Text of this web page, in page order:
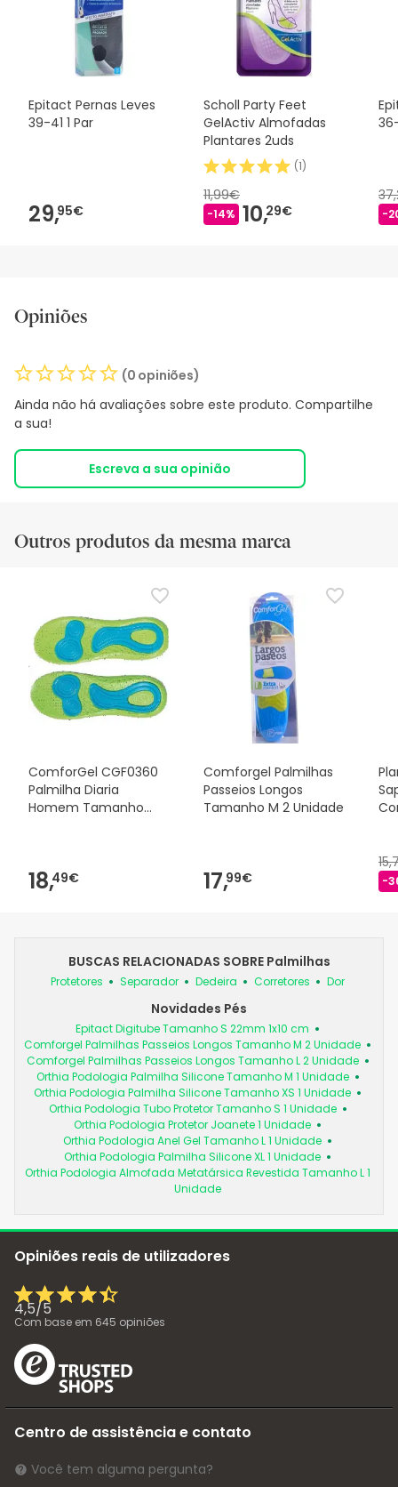
Epitact Pernas Leves
39-41 1 Par
29,95€
Scholl Party Feet
GelActiv Almofadas
Plantares 2uds
(1)
11,99€
-14% 10,29€ -
Opiniões
(0 opiniões)
Ainda não há avaliações sobre este produto. Compartilhe
a sua!
Escreva a sua opinião
Outros produtos da mesma marca
ComforGel CGF0360
Palmilha Diaria
Homem Tamanho
18,49€
Comforgel Palmilhas
Passeios Longos
Tamanho M 2 Unidade
17,99€ -
BUSCAS RELACIONADAS SOBRE Palmilhas
Protetores Separador Dedeira Corretores Dor
Novidades Pés
Epitact Digitube Tamanho S 22mm 1x10 cm
Comforgel Palmilhas Passeios Longos Tamanho M 2 Unidade
Comforgel Palmilhas Passeios Longos Tamanho L 2 Unidade
Orthia Podologia Palmilha Silicone Tamanho M 1 Unidade
Orthia Podologia Palmilha Silicone Tamanho XS 1 Unidade
Orthia Podologia Tubo Protetor Tamanho S 1 Unidade
Orthia Podologia Protetor Joanete 1 Unidade
Orthia Podologia Anel Gel Tamanho L 1 Unidade
Orthia Podologia Palmilha Silicone XL 1 Unidade
Orthia Podologia Almofada Metatársica Revestida Tamanho L 1
Unidade
Opiniões reais de utilizadores
4,5/5
Com base em 645 opiniões
Centro de assistência e contato
Você tem alguma pergunta?